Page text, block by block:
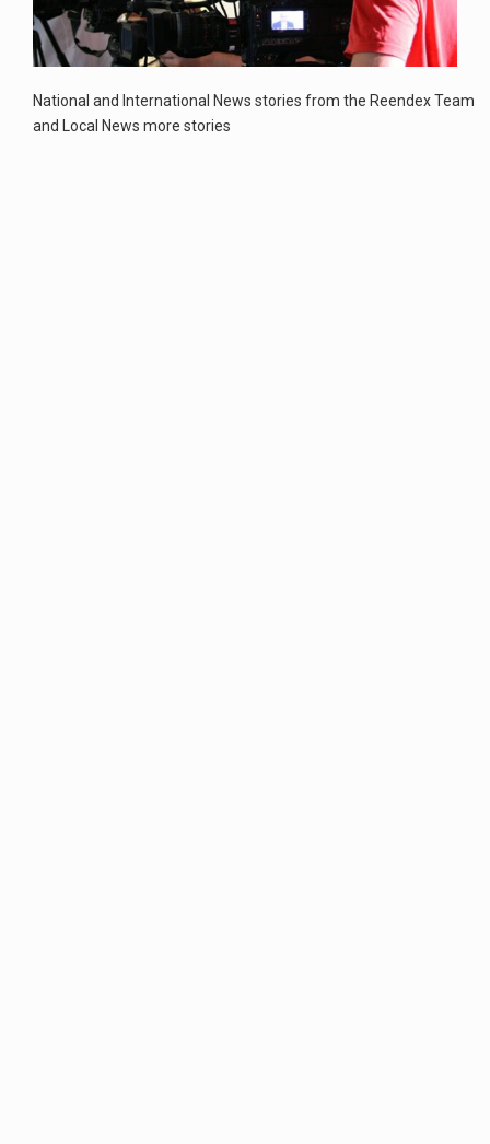
Estetyka i styl: Elegancja vs Minimalizm Główną różnicą, którą widać na pierwszy rzut oka, jest sposób pracy materiału. Rolety rzymskie to produkt typu "2 w 1"…
National and International News stories from the Reendex Team
and Local News more stories